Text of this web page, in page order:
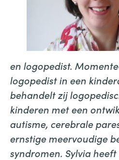
en logopedist.
logopedist in een
behandelt zij
kinderen met een
autisme, cerebrale
ernstige meervoudige
syndromen. Sylvia